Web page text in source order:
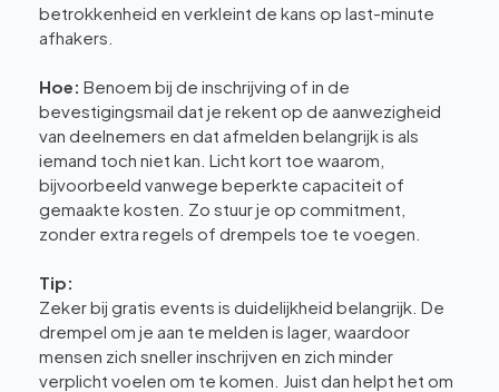
betrokkenheid en verkleint de kans op last-minute
afhakers.
Hoe: Benoem bij de inschrijving of in de
bevestigingsmail dat je rekent op de aanwezigheid
van deelnemers en dat afmelden belangrijk is als
iemand toch niet kan. Licht kort toe waarom,
bijvoorbeeld vanwege beperkte capaciteit of
gemaakte kosten. Zo stuur je op commitment,
zonder extra regels of drempels toe te voegen.
Tip:
Zeker bij gratis events is duidelijkheid belangrijk. De
drempel om je aan te melden is lager, waardoor
mensen zich sneller inschrijven en zich minder
verplicht voelen om te komen. Juist dan helpt het om